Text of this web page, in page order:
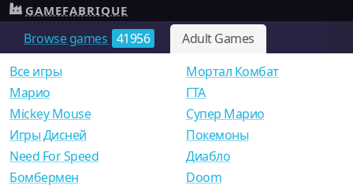
Browse games 41956 Adult Games
GAMEFABRIQUE
Все игры
Mарио
Mickey Mouse
Игры Дисней
Need For Speed
Мортал Комбат
ГТА
Супер Марио
Покемоны
Диабло
Бомбермен
Doom